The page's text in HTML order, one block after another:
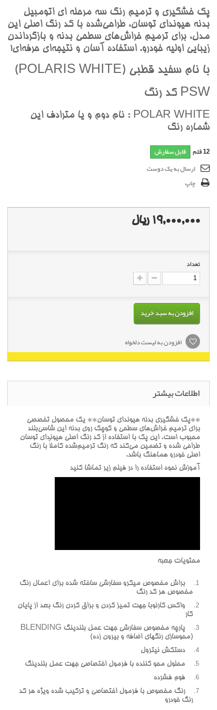
پک خشگيري و ترميم رنگ سه مرحله اي اتومبيل
بدنه هيونداي توسان، طراحي‌شده با کد رنگ اصلي اين
مدل، براي ترميم خراش‌هاي سطحي بدنه و بازگرداندن
زيبايي اوليه خودرو. استفاده آسان و نتيجه‌اي حرفه‌اي!
با نام سفيد قطبي (POLARIS WHITE)
PSW کد رنگ
POLAR WHITE : نام دوم و يا مترادف اين
شماره رنگ
12قلم قابل سفارش
ارسال به یک دوست
چاپ
19,000,000 ریال
تعداد
افزودن به سبد خرید
افزودن به لیست دلخواه
اطلاعات بیشتر
**پک خشگيري بدنه هيونداي توسان** يک محصول تخصصي
براي ترميم خراش‌هاي سطحي و کوچک روي بدنه اين شاسي‌بلند
محبوب است. اين پک با استفاده از کد رنگ اصلي هيونداي توسان
طراحي شده و تضمين مي‌کند که رنگ ترميم‌شده کاملاً با رنگ
اصلي خودرو هماهنگ باشد.
آموزش نحوه استفاده را در فيلم زير تماشا کنيد
محتويات جعبه
براش مخصوص ميکرو سفارشي ساخته شده براي اعمال رنگ
مخصوص هر کد رنگ
واکس کارنوبا جهت تميز کردن و براق کردن رنگ بعد از پايان
کار
پارچه مخصوص سفارشي جهت عمل بلندينگ BLENDING
(محوسازي رنگهاي اضافه و بيرون زده)
دستکش نيترول
محلول محو کننده با فرمول اختصاصي جهت عمل بلندينگ
فوم فشرده
رنگ مخصوص با فرمول اختصاصي و ترکيب شده ويژه هر کد
رنگ خودرو